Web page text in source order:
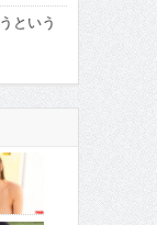
という